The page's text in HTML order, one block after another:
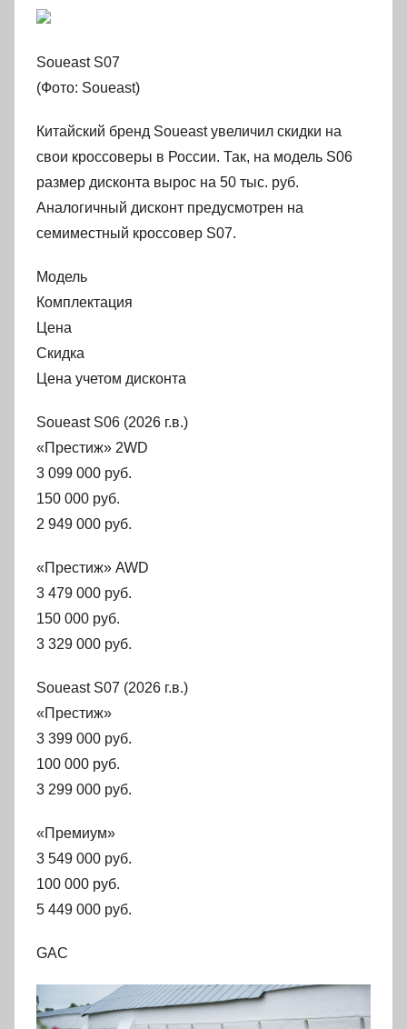
Soueast S07
(Фото: Soueast)
Китайский бренд Soueast увеличил скидки на
свои кроссоверы в России. Так, на модель S06
размер дисконта вырос на 50 тыс. руб.
Аналогичный дисконт предусмотрен на
семиместный кроссовер S07.
Модель
Комплектация
Цена
Скидка
Цена учетом дисконта
Soueast S06 (2026 г.в.)
«Престиж» 2WD
3 099 000 руб.
150 000 руб.
2 949 000 руб.
«Престиж» AWD
3 479 000 руб.
150 000 руб.
3 329 000 руб.
Soueast S07 (2026 г.в.)
«Престиж»
3 399 000 руб.
100 000 руб.
3 299 000 руб.
«Премиум»
3 549 000 руб.
100 000 руб.
5 449 000 руб.
GAC